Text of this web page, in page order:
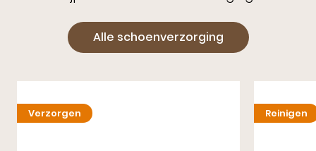
Alle schoenverzorging
Verzorgen Reinigen